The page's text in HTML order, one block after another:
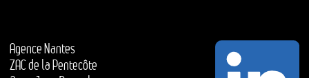
Agence Nantes
ZAC de la Pentecôte